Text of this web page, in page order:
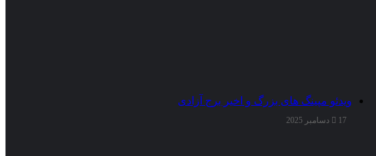
ویدئو مپینگ های بزرگ و اخیر برج آزادی
17 دسامبر 2025